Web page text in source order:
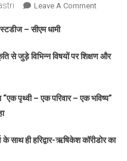
Leave A CommentOn
धर्म
के
कानूनी
– सीएम धामी
से जुड़े विभिन्न विषयों पर शिक्षण और
पृथ्वी – एक परिवार – एक भविष्य”
के साथ ही हरिद्वार-ऋषिकेश कॉरीडोर का